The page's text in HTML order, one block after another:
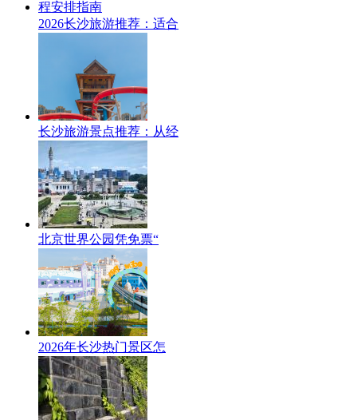
2026长沙旅游推荐：适合
长沙旅游景点推荐：从经
北京世界公园凭免票“
2026年长沙热门景区怎